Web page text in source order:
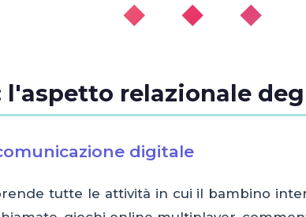
◆ ◆ ◆
l'aspetto relazionale
digitale
tutte le attività in cui il bambino